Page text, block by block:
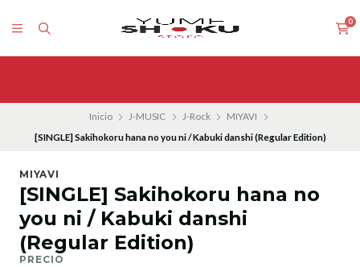
0
Inicio J-MUSIC J-Rock
MIYAVI
[SINGLE] Sakihokoru hana no you ni / Kabuki danshi (Regular Edition)
MIYAVI
[SINGLE] Sakihokoru hana no
you ni / Kabuki danshi
(Regular Edition)
PRECIO